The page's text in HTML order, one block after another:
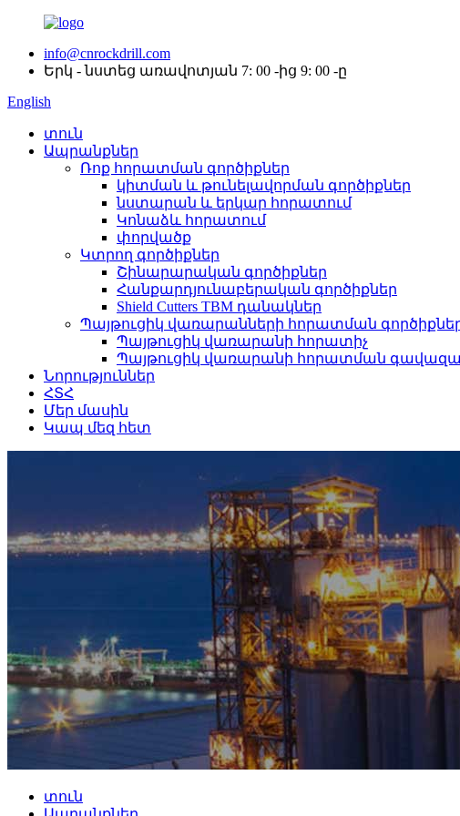
info@cnrockdrill.com
Երկ - նստեց առավոտյան 7: 00 -ից 9: 00 -ը
English
տուն
Ապրանքներ
Ռոք հորատման գործիքներ
կիտման և թունելավորման գործիքներ
նստարան և երկար հորատում
Կոնաձև հորատում
փորվածք
Կտրող գործիքներ
Շինարարական գործիքներ
Հանքարդյունաբերական գործիքներ
Shield Cutters TBM դանակներ
Պայթուցիկ վառարանների հորատման
Պայթուցիկ վառարանի հորատիչ
Պայթուցիկ վառարանի հորատման
Նորություններ
ՀՏՀ
Մեր մասին
Կապ մեզ հետ
տուն